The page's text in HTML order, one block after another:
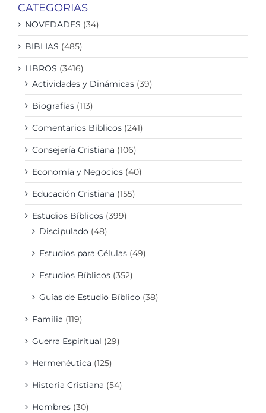
CATEGORIAS
NOVEDADES (34)
BIBLIAS (485)
LIBROS (3416)
Actividades y Dinámicas (39)
Biografías (113)
Comentarios Bíblicos (241)
Consejería Cristiana (106)
Economía y Negocios (40)
Educación Cristiana (155)
Estudios Bíblicos (399)
Discipulado (48)
Estudios para Células (49)
Estudios Bíblicos (352)
Guías de Estudio Bíblico (38)
Familia (119)
Guerra Espiritual (29)
Hermenéutica (125)
Historia Cristiana (54)
Hombres (30)